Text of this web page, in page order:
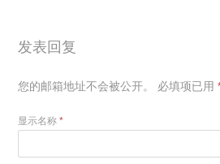
发表回复
您的邮箱地址不会被公开。 必填项已用
显示名称*